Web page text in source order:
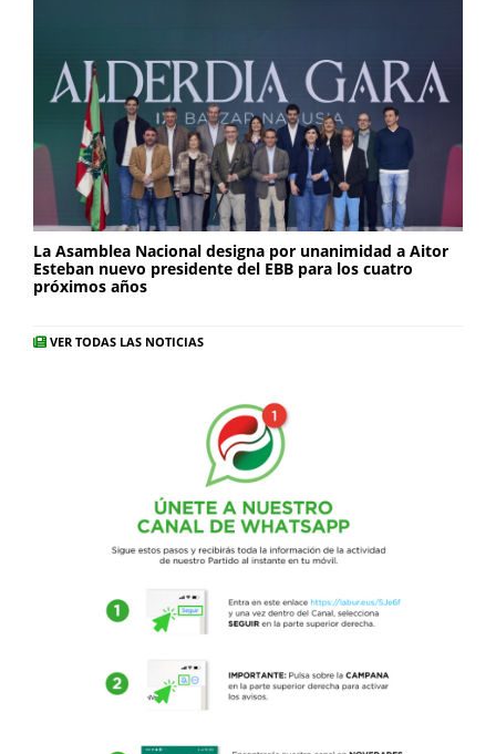
La Asamblea Nacional designa por unanimidad a Aitor
Esteban nuevo presidente del EBB para los cuatro
próximos años
VER TODAS LAS NOTICIAS